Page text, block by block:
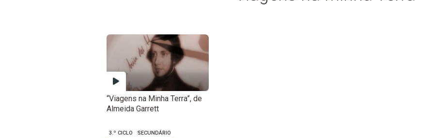
“Viagens na Minha Terra”, de
Almeida Garrett
3.º CICLO SECUNDÁRIO